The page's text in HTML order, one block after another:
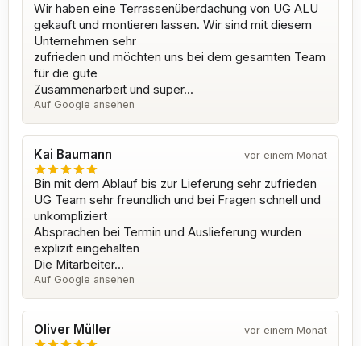
Wir haben eine Terrassenüberdachung von UG ALU
gekauft und montieren lassen. Wir sind mit diesem
Unternehmen sehr
zufrieden und möchten uns bei dem gesamten Team
für die gute
Zusammenarbeit und super...
Auf Google ansehen
Kai Baumann vor einem Monat
Bin mit dem Ablauf bis zur Lieferung sehr zufrieden
UG Team sehr freundlich und bei Fragen schnell und
unkompliziert
Absprachen bei Termin und Auslieferung wurden
explizit eingehalten
Die Mitarbeiter...
Auf Google ansehen
Oliver Müller vor einem Monat